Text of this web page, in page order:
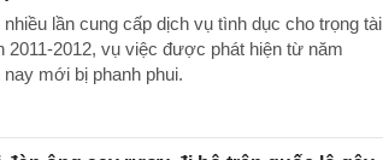
nhiều lần cung cấp dịch vụ tình dục cho trọng tài
2011-2012, vụ việc được phát hiện từ năm
mới bị phanh phui.